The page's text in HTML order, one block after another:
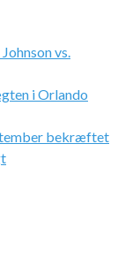
vs.
i Orlando
bekræftet